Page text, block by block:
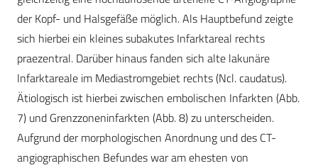
der Kopf- und Halsgefäße möglich. Als Hauptbefund zeigte
sich hierbei ein kleines subakutes Infarktareal rechts
praezentral. Darüber hinaus fanden sich alte lakunäre
Infarktareale im Mediastromgebiet rechts (Ncl. caudatus).
Ätiologisch ist hierbei zwischen embolischen Infarkten (Abb.
7) und Grenzzoneninfarkten (Abb. 8) zu unterscheiden.
Aufgrund der morphologischen Anordnung und des CT-
angiographischen Befundes war am ehesten von